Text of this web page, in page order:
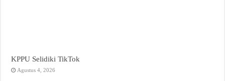
KPPU Selidiki TikTok
Agustus 4, 2026